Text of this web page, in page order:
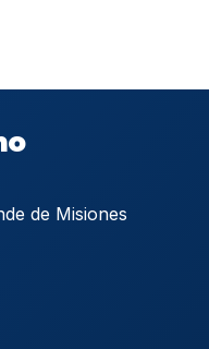
de Misiones